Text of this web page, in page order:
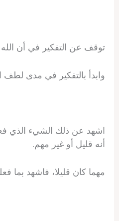
توقف عن التفكير في أن الله
وابدأ بالتفكير في مدى لطف
اشهد عن ذلك الشيء الذي
أنه قليل أو غير مهم.
مهما كان قليلا، فاشهد بما